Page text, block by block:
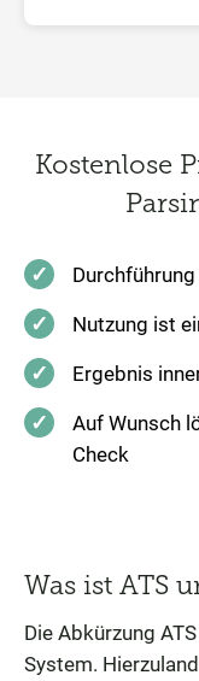
Kostenlose
Nutzung ist
Ergebnis
Auf Wunsch
Check
Was ist ATS
Die Abkürzung
System.